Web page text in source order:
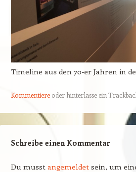
Timeline aus den 70-er Jahren in
Kommentiereoder hinterlasse ein
Schreibe einen Kommentar
Du musst angemeldet sein, um